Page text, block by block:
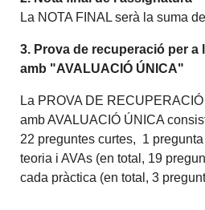
La NOTA FINAL serà la suma
3. Prova de recuperació per a
amb "AVALUACIÓ ÚNICA"
La PROVA DE
amb AVALUACIÓ ÚNICA
22 preguntes curtes, 1
teoria i AVAs (en total, 19
cada pràctica (en total, 3